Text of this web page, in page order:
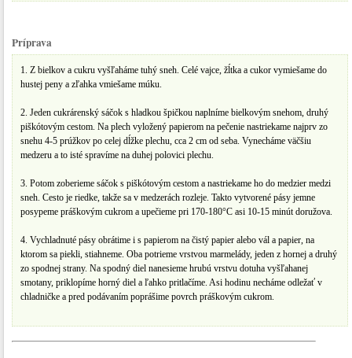
Príprava
1. Z bielkov a cukru vyšľaháme tuhý sneh. Celé vajce, žĺtka a cukor vymiešame do
hustej peny a zľahka vmiešame múku.
2. Jeden cukrárenský sáčok s hladkou špičkou naplníme bielkovým snehom, druhý
piškótovým cestom. Na plech vyložený papierom na pečenie nastriekame najprv zo
snehu 4-5 prúžkov po celej dĺžke plechu, cca 2 cm od seba. Vynecháme väčšiu
medzeru a to isté spravíme na duhej polovici plechu.
3. Potom zoberieme sáčok s piškótovým cestom a nastriekame ho do medzier medzi
sneh. Cesto je riedke, takže sa v medzerách rozleje. Takto vytvorené pásy jemne
posypeme práškovým cukrom a upečieme pri 170-180°C asi 10-15 minút doružova.
4. Vychladnuté pásy obrátime i s papierom na čistý papier alebo vál a papier, na
ktorom sa piekli, stiahneme. Oba potrieme vrstvou marmelády, jeden z hornej a druhý
zo spodnej strany. Na spodný diel nanesieme hrubú vrstvu dotuha vyšľahanej
smotany, priklopíme horný diel a ľahko pritlačíme. Asi hodinu necháme odležať v
chladničke a pred podávaním poprášime povrch práškovým cukrom.